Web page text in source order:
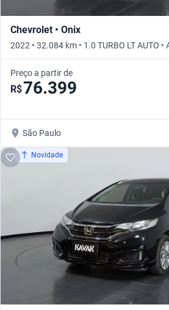
Chevrolet • Onix
2022 • 32.084 km • 1.0 TURBO LT AUTO
Preço a partir de
R$76.399
São Paulo
Novidade